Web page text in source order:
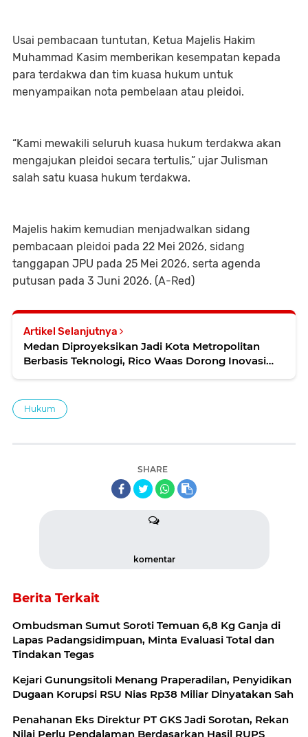
Usai pembacaan tuntutan, Ketua Majelis Hakim
Muhammad Kasim memberikan kesempatan kepada
para terdakwa dan tim kuasa hukum untuk
menyampaikan nota pembelaan atau pleidoi.
“Kami mewakili seluruh kuasa hukum terdakwa akan
mengajukan pleidoi secara tertulis,” ujar Julisman
salah satu kuasa hukum terdakwa.
Majelis hakim kemudian menjadwalkan sidang
pembacaan pleidoi pada 22 Mei 2026, sidang
tanggapan JPU pada 25 Mei 2026, serta agenda
putusan pada 3 Juni 2026. (A-Red)
Artikel Selanjutnya
Medan Diproyeksikan Jadi Kota Metropolitan
Berbasis Teknologi, Rico Waas Dorong Inovasi
Hukum
SHARE
komentar
Berita Terkait
Ombudsman Sumut Soroti Temuan 6,8 Kg Ganja di
Lapas Padangsidimpuan, Minta Evaluasi Total dan
Tindakan Tegas
Kejari Gunungsitoli Menang Praperadilan, Penyidikan
Dugaan Korupsi RSU Nias Rp38 Miliar Dinyatakan Sah
Penahanan Eks Direktur PT GKS Jadi Sorotan, Rekan
Nilai Perlu Pendalaman Berdasarkan Hasil RUPS